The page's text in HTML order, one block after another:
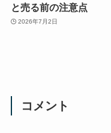
と売る前の注意点
2026年7月2日
コメント